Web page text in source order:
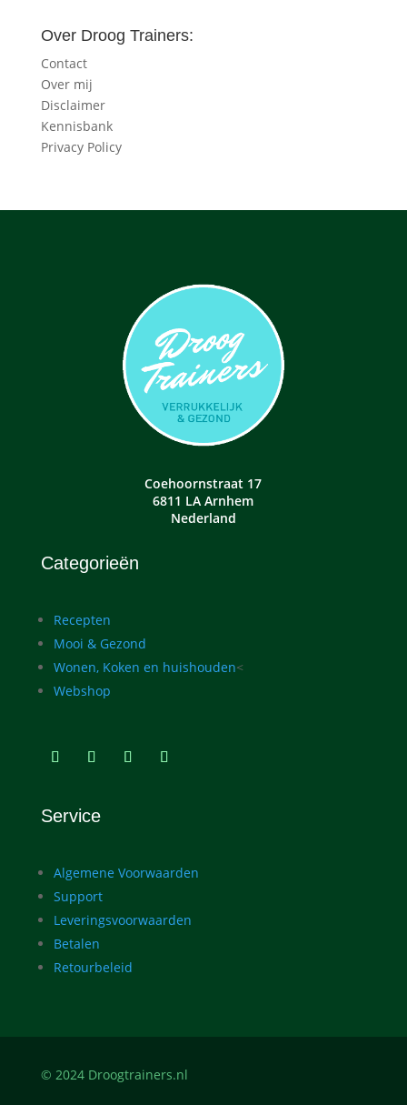
Over Droog Trainers:
Contact
Over mij
Disclaimer
Kennisbank
Privacy Policy
Coehoornstraat 17
6811 LA Arnhem
Nederland
Categorieën
Recepten
Mooi & Gezond
Wonen, Koken en huishouden<
Webshop
Service
Algemene Voorwaarden
Support
Leveringsvoorwaarden
Betalen
Retourbeleid
© 2024 Droogtrainers.nl